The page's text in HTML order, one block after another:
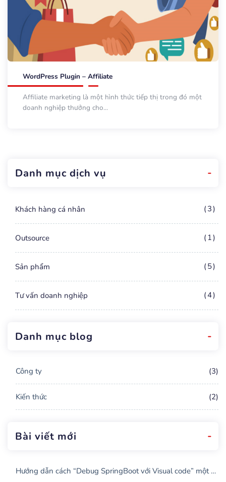
WordPress Plugin – Affiliate
Affiliate marketing là một hình thức tiếp thị trong đó một
doanh nghiệp thưởng cho...
Danh mục dịch vụ
Khách hàng cá nhân 3
Outsource 1
Sản phẩm 5
Tư vấn doanh nghiệp 4
Danh mục blog
Công ty (3)
Kiến thức (2)
Bài viết mới
Hướng dẫn cách “Debug SpringBoot với Visual code” một